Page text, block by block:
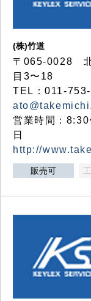
(株)竹道
〒065-0028 北
目3〜18
TEL：011-
営業時間：
日
http://
販売可